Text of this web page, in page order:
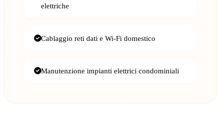
elettriche
Cablaggio reti dati e Wi-Fi domestico
Manutenzione impianti elettrici condominiali